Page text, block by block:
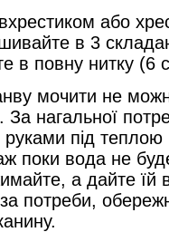
або
в 3
в повну нитку (6
мочити не
нагальної
під
поки вода не
а дайте їй
потреби,